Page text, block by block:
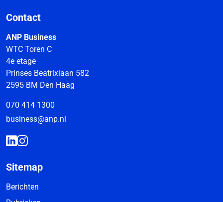
Contact
ANP Business
WTC Toren C
4e etage
Prinses Beatrixlaan 582
2595 BM Den Haag
070 414 1300
business@anp.nl
Sitemap
Berichten